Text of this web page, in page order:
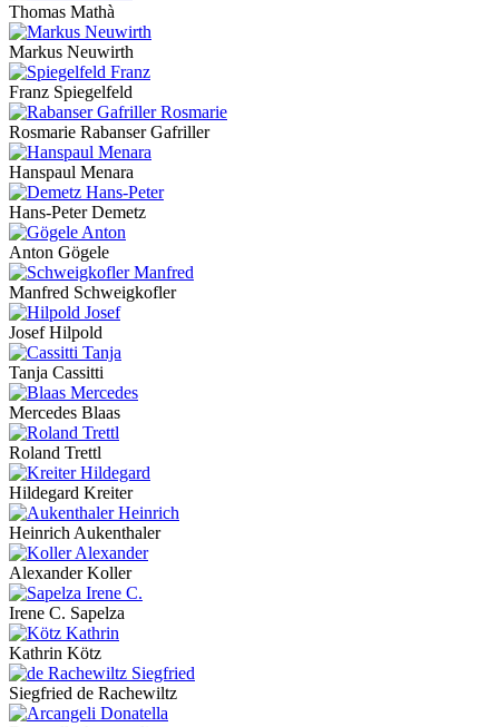
Thomas Mathà
Markus Neuwirth
Franz Spiegelfeld
Rosmarie Rabanser Gafriller
Hanspaul Menara
Hans-Peter Demetz
Anton Gögele
Manfred Schweigkofler
Josef Hilpold
Tanja Cassitti
Mercedes Blaas
Roland Trettl
Hildegard Kreiter
Heinrich Aukenthaler
Alexander Koller
Irene C. Sapelza
Kathrin Kötz
Siegfried de Rachewiltz